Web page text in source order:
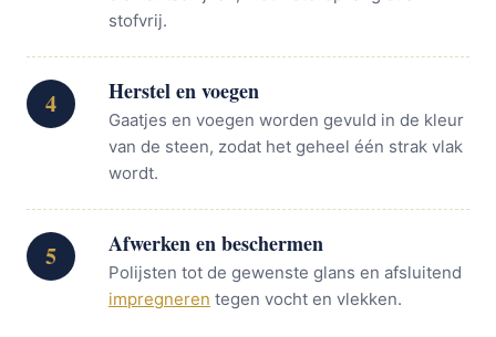
stofvrij.
4 Herstel en voegen
Gaatjes en voegen worden gevuld in de kleur
van de steen, zodat het geheel één strak vlak
wordt.
5 Afwerken en beschermen
Polijsten tot de gewenste glans en afsluitend
impregneren tegen vocht en vlekken.